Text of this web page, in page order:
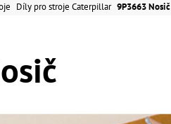
Díly pro stroje Caterpillar 9P3663 Nosič